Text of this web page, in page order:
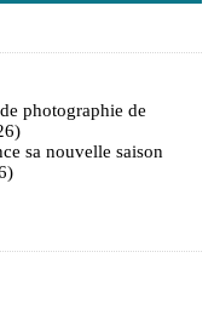
photographie de
sa nouvelle saison